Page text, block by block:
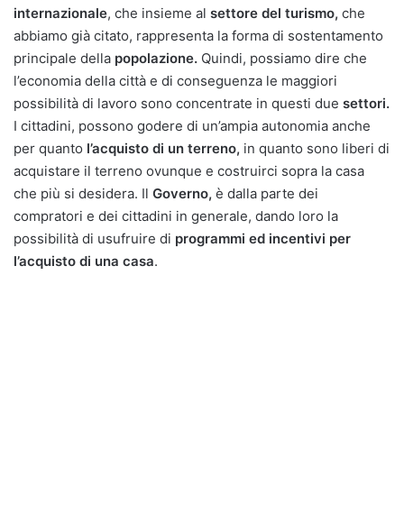
internazionale, che insieme al settore del turismo, che
abbiamo già citato, rappresenta la forma di sostentamento
principale della popolazione. Quindi, possiamo dire che
l’economia della città e di conseguenza le maggiori
possibilità di lavoro sono concentrate in questi due settori.
I cittadini, possono godere di un’ampia autonomia anche
per quanto l’acquisto di un terreno, in quanto sono liberi di
acquistare il terreno ovunque e costruirci sopra la casa
che più si desidera. Il Governo, è dalla parte dei
compratori e dei cittadini in generale, dando loro la
possibilità di usufruire di programmi ed incentivi per
l’acquisto di una casa.